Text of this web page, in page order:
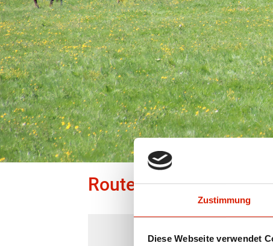
Zustimmung
Diese Webseite verwendet
Route info for